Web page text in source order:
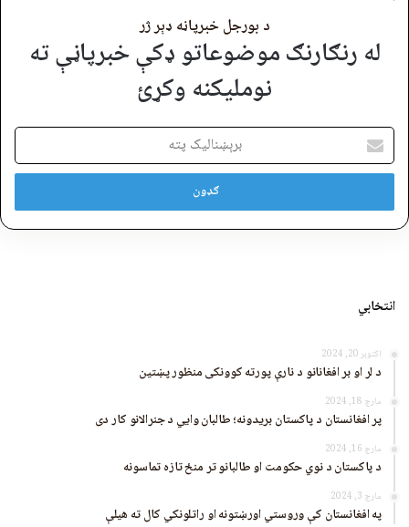
د بورجل خبرپاڼه ډېر ژر
له رنګارنګ موضوعاتو ډکې خبرپاڼې ته
نوملیکنه وکړئ
برېښنالیک
پته
انتخابي
اکتوبر 20, 2024
د لر او بر افغانانو د نارې پورته کوونکی منظور پښتین
مارچ 18, 2024
پر افغانستان د پاکستان بریدونه؛ طالبان وايي د جنرالانو کار دی
مارچ 16, 2024
د پاکستان د نوي حکومت او طالبانو تر منځ تازه تماسونه
مارچ 3, 2024
په افغانستان کې وروستي اورښتونه او راتلونکي کال ته هیلې